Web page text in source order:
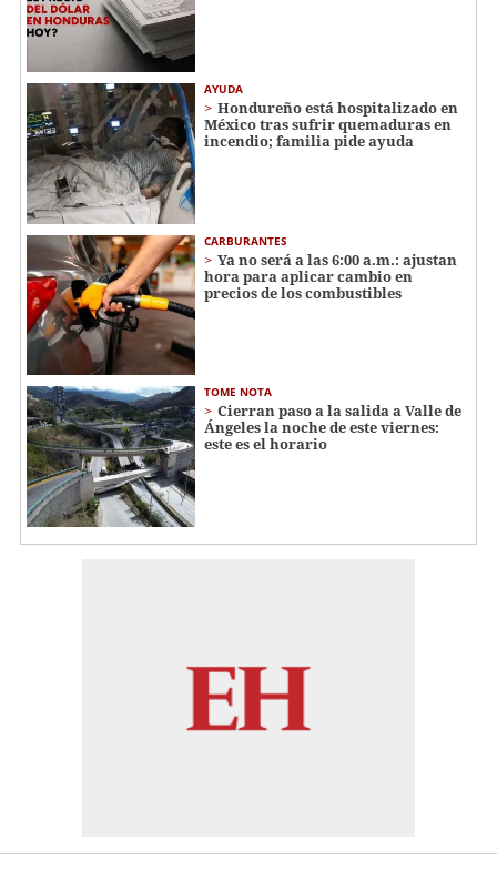
AYUDA
Hondureño está hospitalizado en
México tras sufrir quemaduras en
incendio; familia pide ayuda
CARBURANTES
Ya no será a las 6:00 a.m.: ajustan
hora para aplicar cambio en
precios de los combustibles
TOME NOTA
Cierran paso a la salida a Valle de
Ángeles la noche de este viernes:
este es el horario